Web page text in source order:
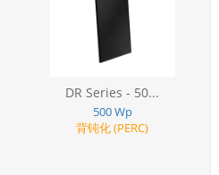
DR Series - 50...
500 Wp
背钝化 (PERC)